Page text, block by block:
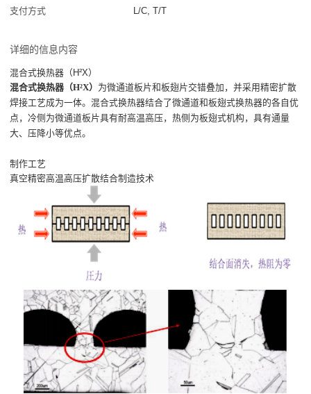
支付方式
L/C, T/T
详细的信息内容
混合式换热器（H²X）
混合式换热器（H²X） 为微通道板片和板翅片交错叠加，并采用精密扩散
焊接工艺成为一体。混合式换热器结合了微通道和板翅式换热器的各自优
点，冷侧为微通道板片具有耐高温高压，热侧为板翅式机构，具有通量
大、压降小等优点。
制作工艺
真空精密高温高压扩散结合制造技术